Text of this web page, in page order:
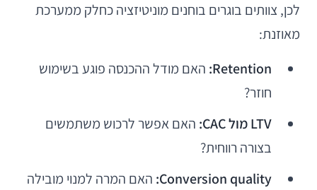
לכן, צוותים בוגרים בוחנים מוניטיזציה כחלק ממערכת
מאוזנת:
Retention: האם מודל ההכנסה פוגע בשימוש
חוזר?
LTV מול CAC:
האם אפשר לרכוש משתמשים
בצורה רווחית?
Conversion quality: האם המרה למנוי מובילה